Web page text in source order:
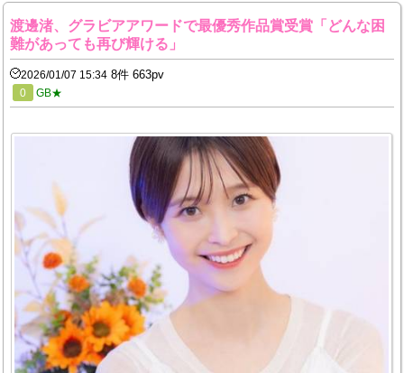
渡邊渚、グラビアアワードで最優秀作品賞受賞「どんな困
難があっても再び輝ける」
2026/01/07 15:34 8件 663pv
0 GB★